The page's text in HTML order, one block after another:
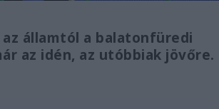
államtól a balatonfüredi
az idén, az utóbbiak jövőre.